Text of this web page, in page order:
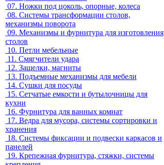
07. Ножки под цоколь, опорные, колеса
08. Системы трансформации столов,
механизмы поворота
09. Механизмы и фурнитура для изготовления
столов
10. Петли мебельные
11. Смягчители удара
12. Защелки, магниты
13. Подъемные механизмы для мебели
14. Сушки для посуды
15. Сетчатые емкости и бутылочницы для
кухни
16. Фурнитура для ванных комнат
17. Ведра для мусора, системы сортировки и
хранения
18. Системы фиксации и подвески каркасов и
панелей
19. Крепежная фурнитура, стяжки, системы